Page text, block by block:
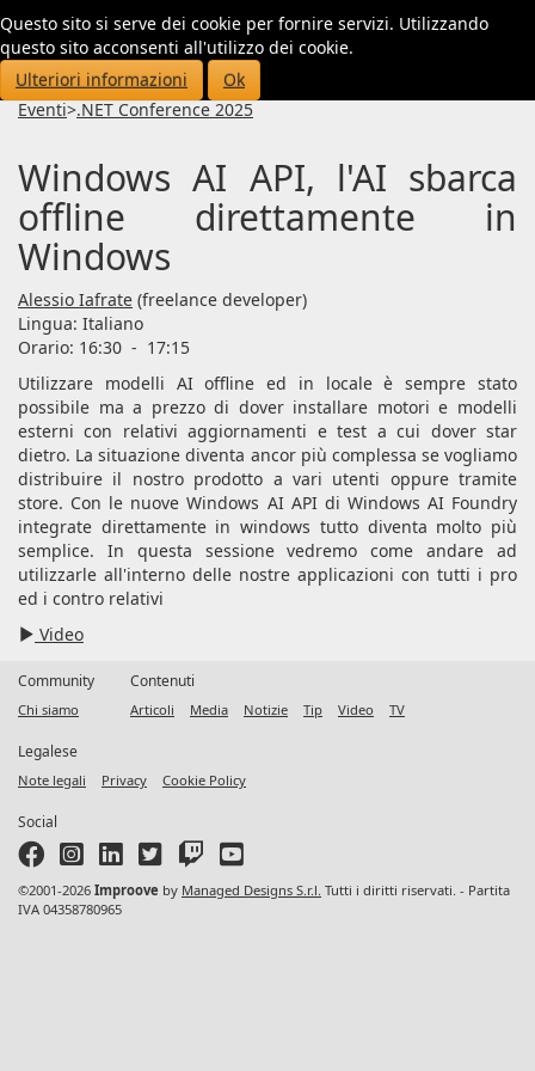
Questo sito si serve dei cookie per fornire servizi. Utilizzando
questo sito acconsenti all'utilizzo dei cookie.
Ulteriori informazioni
Ok
Eventi>.NET Conference 2025
Windows AI API, l'AI sbarca
offline direttamente in
Windows
Alessio Iafrate (freelance developer)
Lingua: Italiano
Orario: 16:30 - 17:15
Utilizzare modelli AI offline ed in locale è sempre stato
possibile ma a prezzo di dover installare motori e modelli
esterni con relativi aggiornamenti e test a cui dover star
dietro. La situazione diventa ancor più complessa se vogliamo
distribuire il nostro prodotto a vari utenti oppure tramite
store. Con le nuove Windows AI API di Windows AI Foundry
integrate direttamente in windows tutto diventa molto più
semplice. In questa sessione vedremo come andare ad
utilizzarle all'interno delle nostre applicazioni con tutti i pro
ed i contro relativi
Video
Community
Chi siamo
Contenuti
Articoli Media Notizie Tip Video TV
Legalese
Note legali Privacy Cookie Policy
Social
©2001-2026 Improove by Managed Designs S.r.l. Tutti i diritti riservati. - Partita
IVA 04358780965